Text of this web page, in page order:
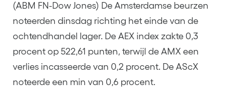
(ABM FN-Dow Jones) De Amsterdamse beurzen
noteerden dinsdag richting het einde van de
ochtendhandel lager. De AEX index zakte 0,3
procent op 522,61 punten, terwijl de AMX een
verlies incasseerde van 0,2 procent. De AScX
noteerde een min van 0,6 procent.